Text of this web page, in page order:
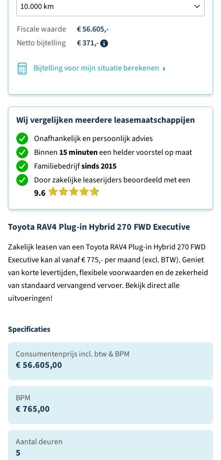
Fiscale waarde
€ 56.605,-
Netto bijtelling
€ 371,-
Bijtelling voor mijn situatie berekenen
Wij vergelijken meerdere leasemaatschappijen
Onafhankelijk en persoonlijk advies
Binnen 15 minuteneen helder voorstel op maat
Familiebedrijfsinds 2015
Door zakelijke leaserijders beoordeeld met een
9.6
Toyota RAV4 Plug-in Hybrid 270 FWD Executive
Zakelijk leasen van een Toyota RAV4 Plug-in Hybrid 270 FWD
Executive kan al vanaf € 775,- per maand (excl. BTW). Geniet
van korte levertijden, flexibele voorwaarden en de zekerheid
van standaard vervangend vervoer. Bekijk direct alle
uitvoeringen!
Specificaties
Consumentenprijs incl. btw & BPM
€ 56.605,00
BPM
€ 765,00
Aantal deuren
5